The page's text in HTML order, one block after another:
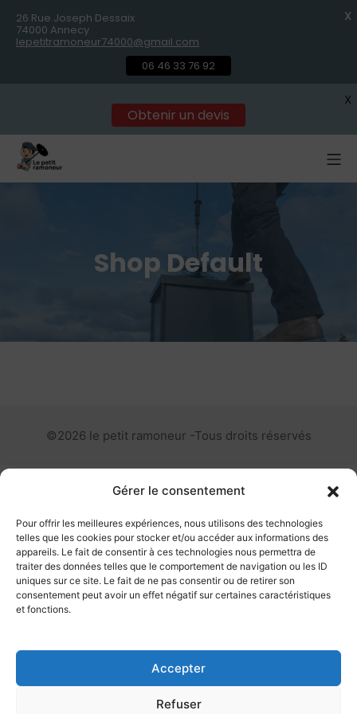
Gérer le consentement
Pour offrir les meilleures expériences, nous utilisons des technologies
telles que les cookies pour stocker et/ou accéder aux informations des
appareils. Le fait de consentir à ces technologies nous permettra de
traiter des données telles que le comportement de navigation ou les ID
uniques sur ce site. Le fait de ne pas consentir ou de retirer son
consentement peut avoir un effet négatif sur certaines caractéristiques
et fonctions.
Accepter
Refuser
Shop Default
©2026 le petit ramoneur -Tous droits réservés
26 Rue Joseph Dessaix
74000 Annecy
lepetitramoneur74000@gmail.com
06 46 33 76 92
X
Obtenir un devis
X